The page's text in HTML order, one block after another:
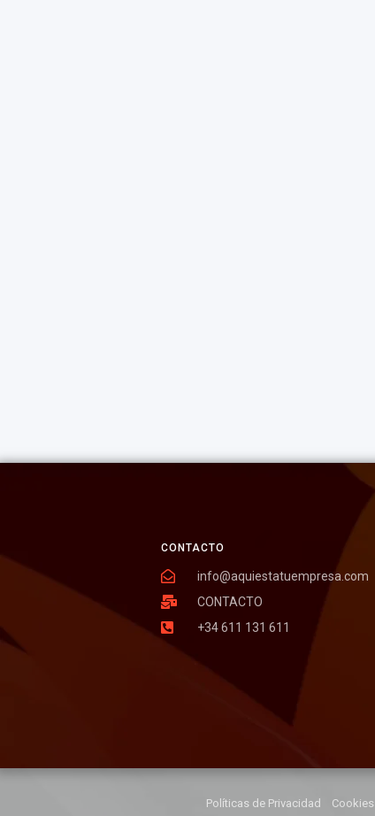
CONTACTO
info@aquiestatuempresa.com
CONTACTO
+34 611 131 611
Políticas de Privacidad Cookies